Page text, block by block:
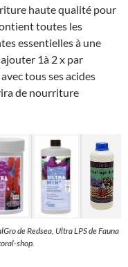
haute qualité pour
toutes les
essentielles à une
1à 2 x par
tous ses acides
de nourriture
de Redsea, Ultra LPS de Fauna
shop.